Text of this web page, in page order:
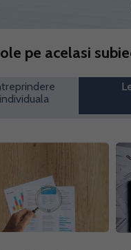
pe acelasi
individuala